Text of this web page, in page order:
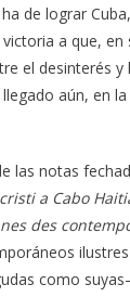
de lograr
a que,
el desinterés
aún, en
las notas
a Cabo
des
como